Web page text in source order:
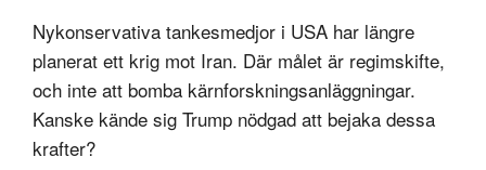
Nykonservativa tankesmedjor i USA har längre
planerat ett krig mot Iran. Där målet är regimskifte,
och inte att bomba kärnforskningsanläggningar.
Kanske kände sig Trump nödgad att bejaka dessa
krafter?